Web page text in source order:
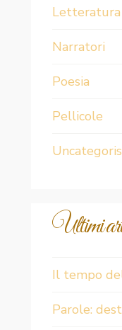
Letteratura
Narratori
Poesia
Pellicole
Ultimi
Il tempo
Parole: